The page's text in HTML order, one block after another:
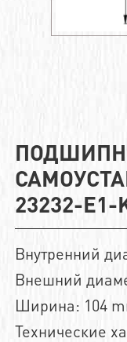
23232-E1-
Внутренний
Внешний
Ширина: 104
Технические